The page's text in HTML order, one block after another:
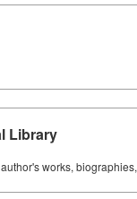
Library
works,